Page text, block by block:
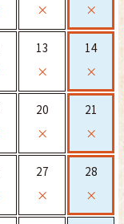
× ×
13
×
14
×
20
×
21
×
27
×
28
×